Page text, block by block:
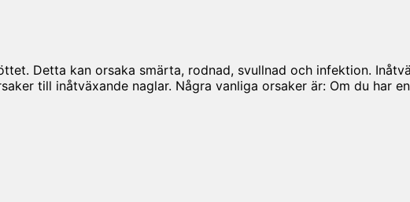
Detta kan orsaka smärta, rodnad, svullnad och infektion.
till inåtväxande naglar. Några vanliga orsaker är: Om du har